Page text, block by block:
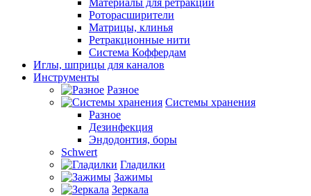
Материалы для ретракции
Роторасширители
Матрицы, клинья
Ретракционные нити
Система Коффердам
Иглы, шприцы для каналов
Инструменты
Разное
Системы хранения
Разное
Дезинфекция
Эндодонтия, боры
Schwert
Гладилки
Зажимы
Зеркала